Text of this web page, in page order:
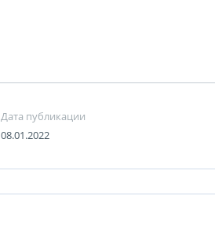
Дата публикации
08.01.2022